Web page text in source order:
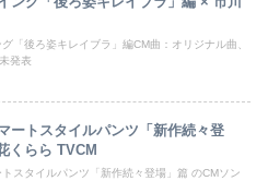
「後ろ姿キレイブラ」編CM曲：オリジナル曲、
発表
ートスタイルパンツ「新作続々登
くらら TVCM
トスタイルパンツ「新作続々登場」篇 のCMソン